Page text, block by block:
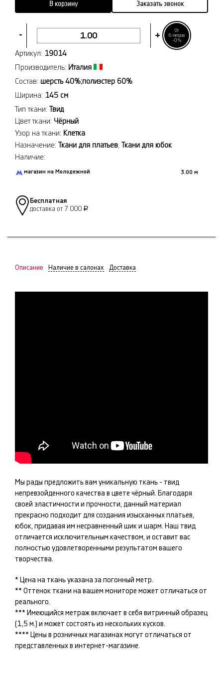
- +
От
6 метров
-0%
В корзину Заказать звонок
Артикул: 19014
Производитель: Италия
Состав: шерсть 40%;полиэстер 60%
Ширина: 145 см
Тип ткани:
Твид
Цвет ткани: Чёрный
Узор на ткани: Клетка
Назначение:
Ткани для платьев,
Ткани для юбок
Наличие:
магазин на Молодежной 3.00 м
Бесплатная
доставка от 7 000 Р
Описание Наличие в салонах Доставка
Мы рады предложить вам уникальную ткань - твид
непревзойденного качества в цвете чёрный. Благодаря
своей эластичности и прочности, данный материал
прекрасно подходит для создания изысканных платьев,
юбок, придавая им несравненный шик и шарм. Наш твид
отличается исключительным качеством, и оставит вас
полностью удовлетворенными результатом вашего
творчества.
* Цена на ткань указана за погонный метр.
** Оттенок ткани на вашем мониторе может отличаться от
реального.
*** Имеющийся метраж включает в себя витринный образец
(1,5 м.) и может состоять из нескольких кусков.
**** Цены в розничных магазинах могут отличаться от
представленных в интернет-магазине.